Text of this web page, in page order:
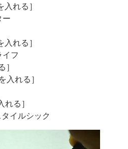
れる］
ー
れる］
イフ
れる］
る］
イルシック